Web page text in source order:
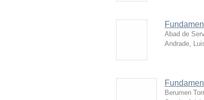
Abad de
Andrade,
Berumen